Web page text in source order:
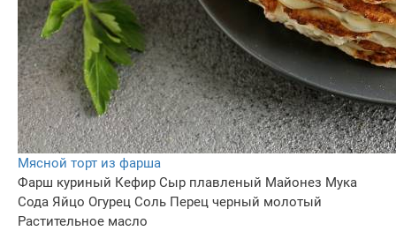
Мясной торт из фарша
Фарш куриный Кефир Сыр плавленый Майонез Мука
Сода Яйцо Огурец Соль Перец черный молотый
Растительное масло